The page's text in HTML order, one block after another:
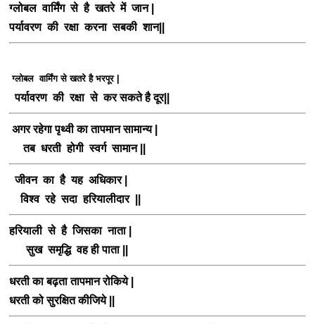
ग्लोबल वार्मिंग से है खतरे में जान |
पर्यावरण की रक्षा करना सबकी शान||
ग्लोबल वार्मिंग से खतरे है भरपूर |
पर्यावरण की रक्षा से कर सकते है दूर||
अगर रहेगा पृथ्वी का तापमान सामान्य |
तब धरती होगी स्वर्ग सामान ||
जीवन का है यह अधिकार |
विश्व रहे सदा हरियालीदार ||
हरियाली से है जिसका नाता |
सुख समृद्धि वह ही पाता ||
धरती का बढ़ता तापमान रोकिये|
धरती को सुरक्षित कीजिये||